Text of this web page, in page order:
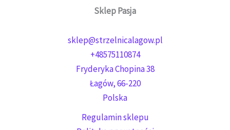
Sklep Pasja
sklep@strzelnicalagow.pl
+48575110874
Fryderyka Chopina 38
Łagów,66-220
Polska
Regulamin sklepu